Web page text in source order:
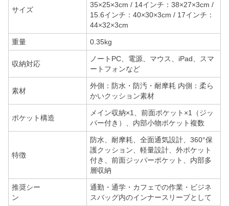
サイズ
35×25×3cm / 14インチ：38×27×3cm /
15.6インチ：40×30×3cm / 17インチ：
44×32×3cm
重量 0.35kg
収納対応
ノートPC、電源、マウス、iPad、スマ
ートフォンなど
素材
外側：防水・防汚・耐摩耗 内側：柔ら
かいクッション素材
ポケット構造
メイン収納×1、前面ポケット×1（ジッ
パー付き）、内部小物ポケット複数
特徴
防水、耐摩耗、全面通気設計、360°保
護クッション、軽量設計、外ポケット
付き、前面ジッパーポケット、内部多
層収納
推奨シー
ン
通勤・通学・カフェでの作業・ビジネ
スバッグ内のインナースリーブとして